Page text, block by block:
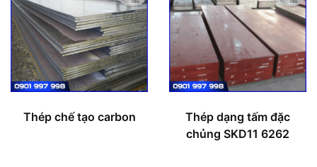
Thép chế tạo carbon
Thép dạng tấm đặc
chủng SKD11 6262